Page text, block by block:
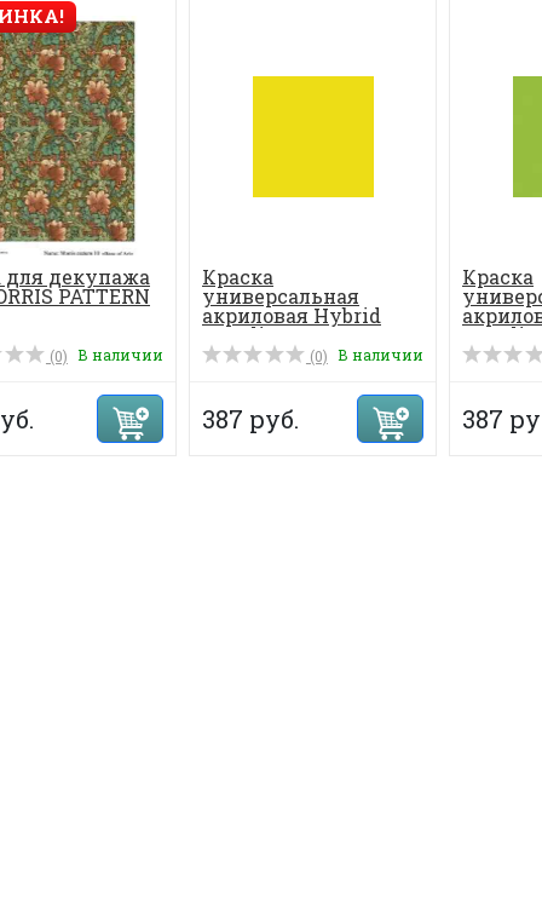
для декупажа
PATTERN
(0) В наличии
Краска
универсальная
акриловая Hybrid
Acrylic 70 мл, цвет...
(0) В наличии
387 руб.
Краска
Acrylic
387